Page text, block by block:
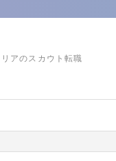
アのスカウト転職